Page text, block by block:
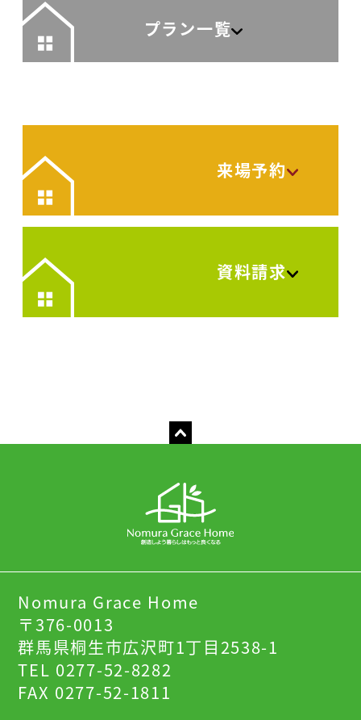
プラン一覧
来場予約
資料請求
Nomura Grace Home
〒376-0013
群馬県桐生市広沢町1丁目2538-1
TEL 0277-52-8282
FAX 0277-52-1811